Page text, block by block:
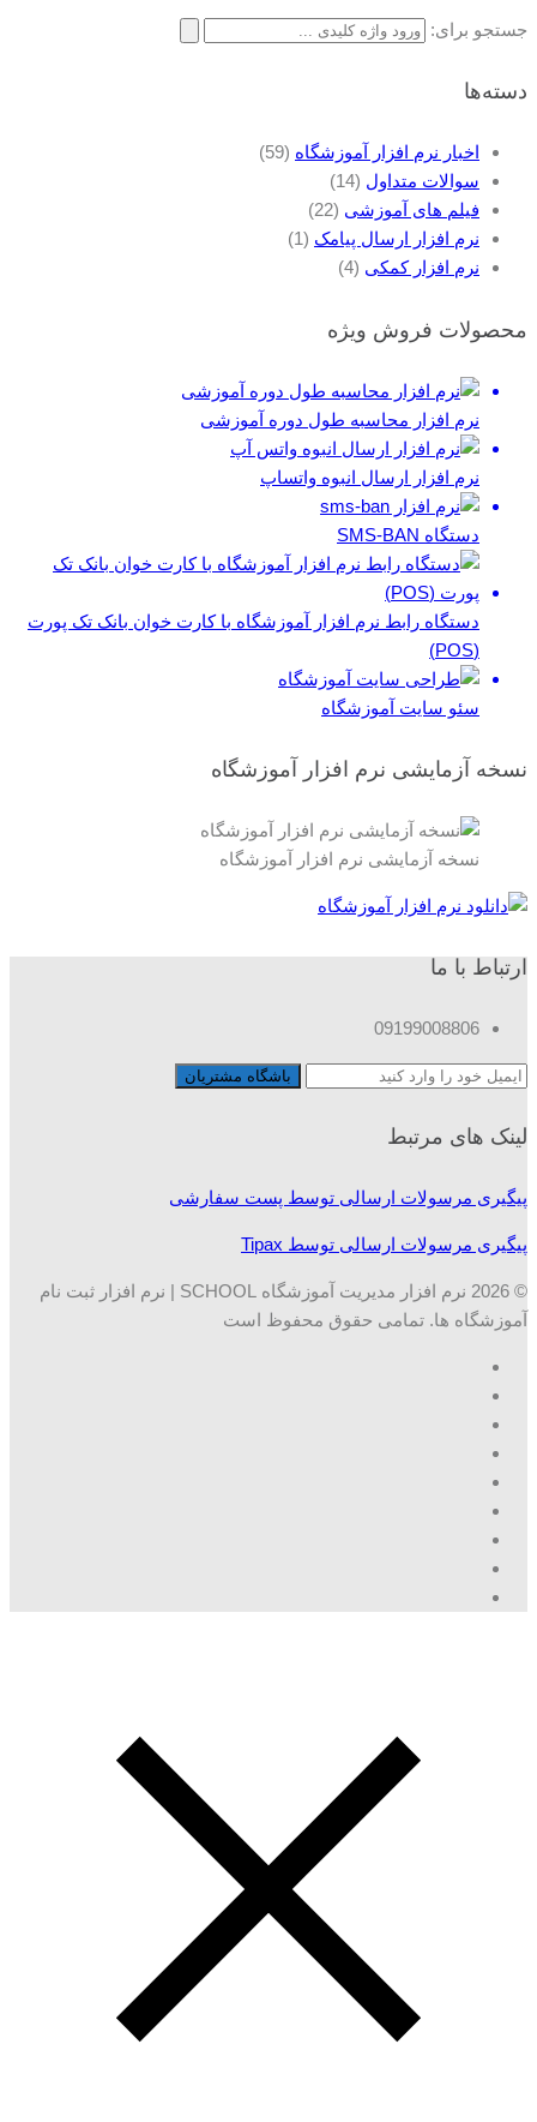
جستجو برای:
دسته‌ها
اخبار نرم افزار آموزشگاه (59)
سوالات متداول (14)
فیلم های آموزشی (22)
نرم افزار ارسال پیامک (1)
نرم افزار کمکی (4)
محصولات فروش ویژه
نرم افزار محاسبه طول دوره آموزشی
نرم افزار ارسال انبوه واتساپ
دستگاه SMS-BAN
دستگاه رابط نرم افزار آموزشگاه با کارت خوان بانک تک پورت
(POS)
سئو سایت آموزشگاه
نسخه آزمایشی نرم افزار آموزشگاه
نسخه آزمایشی نرم افزار آموزشگاه
ارتباط با ما
09199008806
لینک های مرتبط
پیگیری مرسولات ارسالی توسط پست سفارشی
پیگیری مرسولات ارسالی توسط Tipax
© 2026 نرم افزار مدیریت آموزشگاه SCHOOL | نرم افزار ثبت نام
آموزشگاه ها. تمامی حقوق محفوظ است